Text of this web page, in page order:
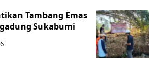
Tambang Emas
Sukabumi